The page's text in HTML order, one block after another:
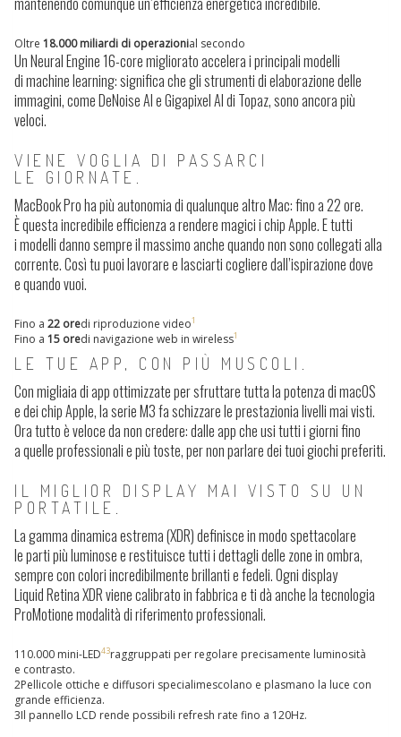
Oltre 18.000 miliardi di operazionial secondo
Un Neural Engine 16-core miglioratoaccelera i principali modelli
di machine learning: significa che gli strumenti di elaborazione delle
immagini, come DeNoise AI e Gigapixel AI di Topaz, sono ancora più
veloci.
VIENE VOGLIA DI PASSARCI
LE GIORNATE.
MacBook Pro hapiù autonomia di qualunque altro Mac: fino a 22 ore.
È questa incredibile efficienza a rendere magici i chip Apple. E tutti
i modelli danno sempre il massimo anche quando non sono collegati alla
corrente. Così tu puoi lavorare e lasciarti cogliere dall’ispirazione dove
e quando vuoi.
Fino a 22 oredi riproduzione video1
Fino a 15 oredi navigazione web in wireless1
LE TUE APP, CON PIÙ MUSCOLI.
Con migliaia di app ottimizzate per sfruttare tutta la potenza di macOS
e dei chip Apple,la serie M3 fa schizzare le prestazionia livelli mai visti.
Ora tutto è veloce da non credere: dalle app che usi tutti i giorni fino
a quelle professionali e più toste, per non parlare dei tuoi giochi preferiti.
IL MIGLIOR DISPLAY MAI VISTO SU UN
PORTATILE.
La gamma dinamica estrema(XDR) definisce in modo spettacolare
le parti più luminose e restituisce tutti i dettagli delle zone in ombra,
sempre con colori incredibilmente brillanti e fedeli. Ogni display
Liquid Retina XDR viene calibrato in fabbrica e ti dà anche la tecnologia
ProMotionemodalità di riferimento professionali.
1 10.000 mini-LED43raggruppati per regolare precisamente luminosità
e contrasto.
2Pellicole ottiche e diffusori specialimescolano e plasmano la luce con
grande efficienza.
3Il pannello LCD rende possibili refresh rate fino a 120Hz.